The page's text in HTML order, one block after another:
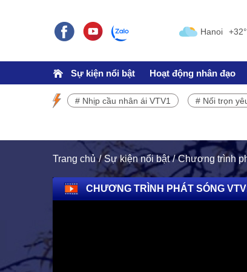
Hanoi
Sự kiện nổi bật Hoạt động nhân đạo
SỰ KIỆN NỔI BẬT
# Nhịp cầu nhân ái VTV1 # Nối trọn
Trang chủ Sự kiện nổi bật Chương trình
CHƯƠNG TRÌNH PHÁT SÓNG